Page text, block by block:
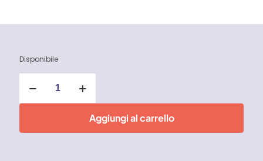
Disponibile
tascabile
con
Tajima
Aggiungi al carrello